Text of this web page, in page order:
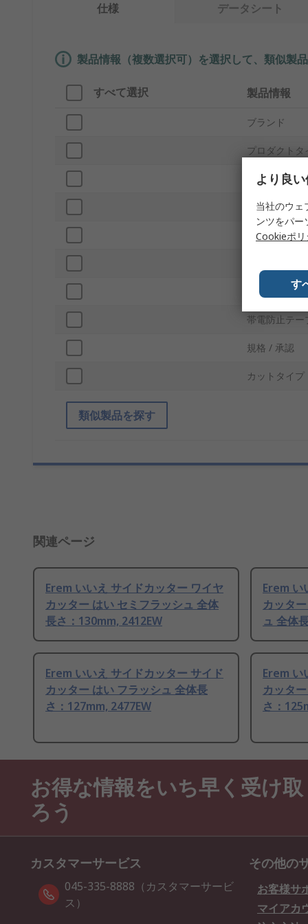
仕様 データシート
製品情報（複数選択可）を選択して、類似製
すべて選択 製品情報
ブランド
プロダクトタ
サブタイプ
リード間隔
VDE/1000V
ジョー材質
帯電防止テー
規格 / 承認
カットタイプ
類似製品を探す
関連ページ
Erem いいえ サイドカッター ワイヤ
カッター はい セミフラッシュ 全体
長さ：130mm, 2412EW
Erem い
カッタ
ュ 全体
Erem いいえ サイドカッター サイド
カッター はい フラッシュ 全体長
さ：127mm, 2477EW
Erem い
カッタ
さ：
お得な情報をいち早く受け取
ろう
カスタマーサービス
045-335-8888（カスタマーサービ
ス）
その他の
お客様サ
マイアカ
より良
当社のウェ
ンツをパ
Cookieポリ
す